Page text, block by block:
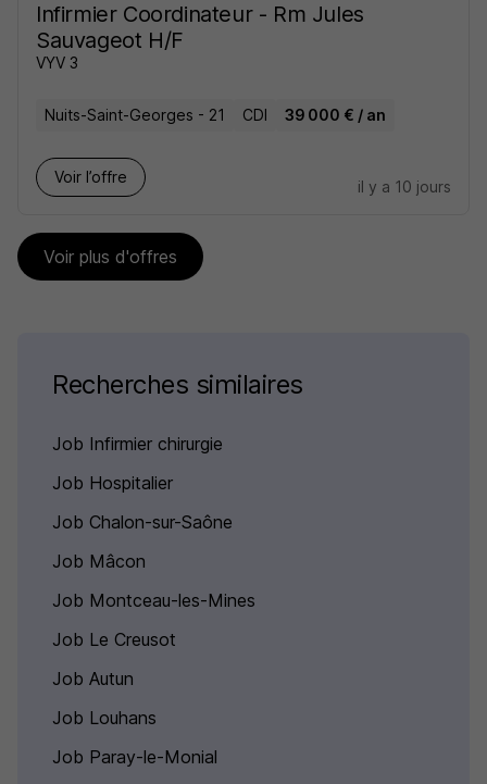
Infirmier Coordinateur - Rm Jules
Sauvageot H/F
VYV 3
Nuits-Saint-Georges - 21 CDI 39 000 € / an
Voir l’offre
il y a 10 jours
Voir plus d'offres
Recherches similaires
Job Infirmier chirurgie
Job Hospitalier
Job Chalon-sur-Saône
Job Mâcon
Job Montceau-les-Mines
Job Le Creusot
Job Autun
Job Louhans
Job Paray-le-Monial